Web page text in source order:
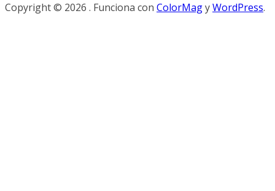
Copyright © 2026 . Funciona con ColorMagyWordPress.